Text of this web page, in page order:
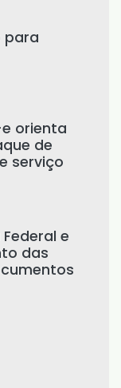
para
orienta
de
serviço
e
das